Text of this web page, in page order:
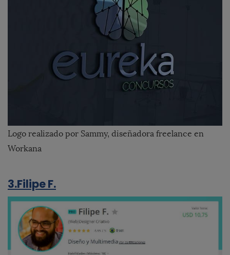
Logo realizado por Sammy, diseñadora freelance en
Workana
3.Filipe F.